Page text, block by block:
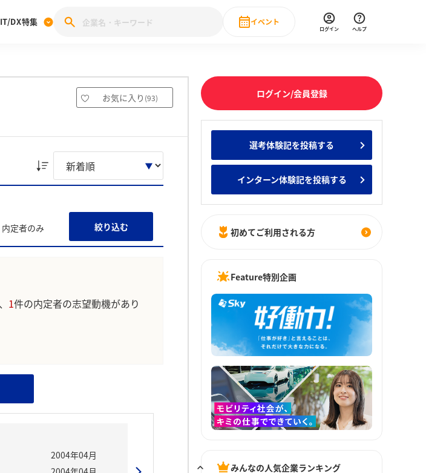
記投稿キャンペーン
職ブランド調査
みんなの新卒就職人気企業ランキング みんなのインターン人気企業ランキ
DX特集
28卒 IT・DX現場社員インタビュー
イベント
直近のイベント一覧
ログイン ヘルプ
お気に入り (93)
内定者のみ 絞り込む
1件の内定者の志望動機があり
2004年04月
ログイン/会員登録
選考体験記を投稿する
インターン体験記を投稿する
初めてご利用される方
Feature特別企画
みんなの人気企業ランキング